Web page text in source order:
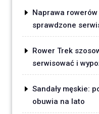
Naprawa
sprawdzone
Rower Trek
serwisować i
Sandały męskie:
obuwia na lato